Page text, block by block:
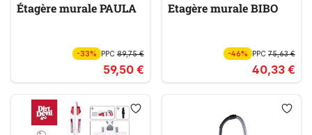
Étagère murale PAULA
-33% PPC 89,75 €
59,50 €
Etagère murale BIBO
-46% PPC75,63 €
40,33 €